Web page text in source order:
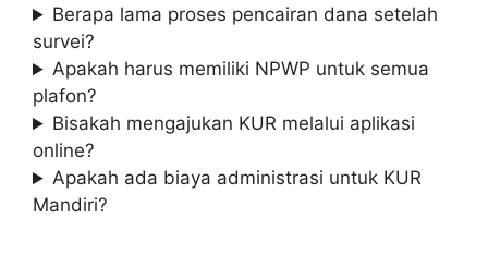
Berapa lama proses pencairan dana setelah
survei?
Apakah harus memiliki NPWP untuk semua
plafon?
Bisakah mengajukan KUR melalui aplikasi
online?
Apakah ada biaya administrasi untuk KUR
Mandiri?